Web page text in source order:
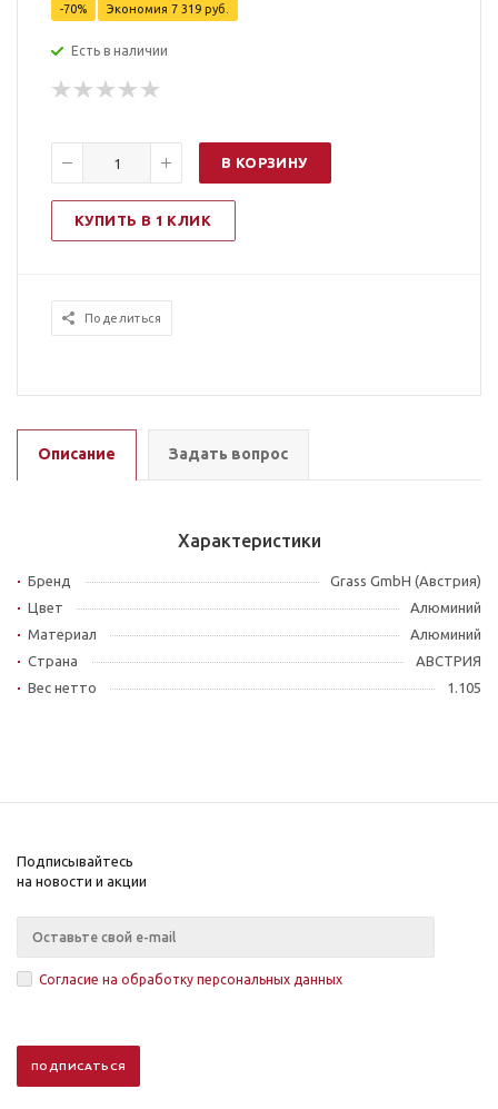
-70% Экономия 7 319 руб.
Есть в наличии
В КОРЗИНУ
КУПИТЬ В 1 КЛИК
Поделиться
Описание Задать вопрос
Характеристики
Бренд
Grass GmbH (Австрия)
Цвет
Алюминий
Материал
Алюминий
Страна
АВСТРИЯ
Вес нетто
1.105
Подписывайтесь
на новости и акции
Согласие на обработку персональных данных